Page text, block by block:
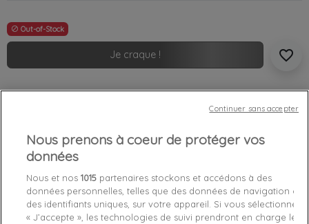
 Out-of-Stock
Je craque ! favorite_border
Livraison gratuite *
Caractéristiques produit
Détails du produit Avis Vérifiés(1) Fabriquant
Nous prenons à coeur de protéger vos
données
Nous et nos1015 partenaires stockons et accédons à des
données personnelles, telles que des données de navigation ou
des identifiants uniques, sur votre appareil. Si vous sélectionnez
« J’accepte », les technologies de suivi prendront en charge les
Continuer sans accepter